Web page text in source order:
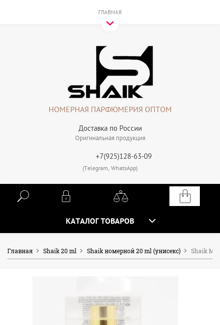
ГЛАВНАЯ
Доставка по России
Оригинальная продукция
НОМЕРНАЯ ПАРФЮМЕРИЯ ОПТОМ
+7(925)128-63-09
(Telegram, WhatsApp)
КАТАЛОГ ТОВАРОВ
Главная Shaik 20 ml Shaik номерной 20 ml (унисекс) Shaik